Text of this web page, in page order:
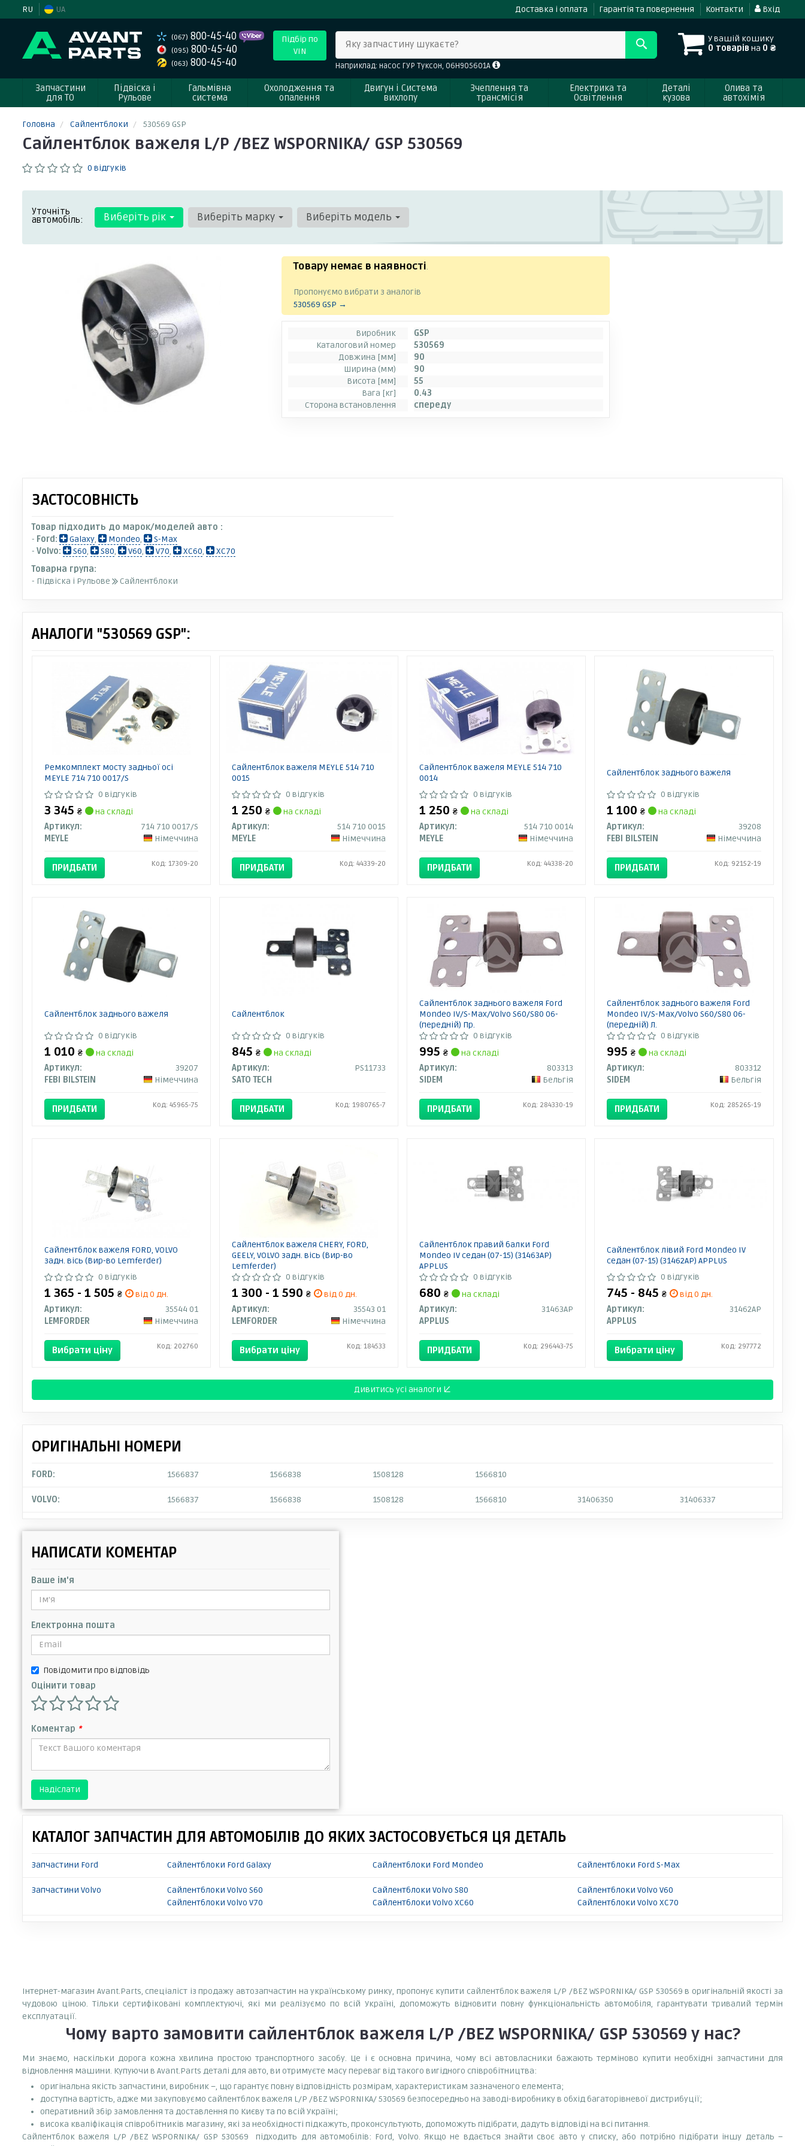
RU UA Доставка і оплата Гарантія та повернення Контакти Вхід
(067) 800-45-40
(095) 800-45-40
(063) 800-45-40
Підбір по
VIN
У вашій кошику
0 товарів на 0 ₴
Яку запчастину шукаєте?
Наприклад: насос ГУР Туксон, 06H905601A
Запчастини
для ТО
Підвіска і
Рульове
Гальмівна
система
Охолодження та
опалення
Двигун і Система
вихлопу
Зчеплення та
трансмісія
Електрика та
Освітлення
Деталі
кузова
Олива та
автохімія
Головна Сайлентблоки 530569 GSP
Сайлентблок важеля L/P /BEZ WSPORNIKA/ GSP 530569
0 відгуків
Уточніть
автомобіль: Виберіть рік Виберіть марку Виберіть модель
Товару немає в наявності.
Пропонуємо вибрати з аналогів
530569 GSP →
Виробник
GSP
Каталоговий номер
530569
Довжина [мм]
90
Ширина (мм)
90
Висота [мм]
55
Вага [кг]
0.43
Сторона встановлення
спереду
ЗАСТОСОВНІСТЬ
Товар підходить до марок/моделей авто :
- Ford: Galaxy, Mondeo,
S-Max
- Volvo: S60, S80, V60, V70, XC60,
XC70
Товарна група:
- Підвіска і Рульове
Сайлентблоки
АНАЛОГИ "530569 GSP":
Ремкомплект мосту задньої осі
MEYLE 714 710 0017/S
0 відгуків
3 345 ₴
на складі
Артикул:
714 710 0017/S
MEYLE
Німеччина
ПРИДБАТИ Код: 17309-20
Сайлентблок важеля MEYLE 514 710
0015
0 відгуків
1 250 ₴
на складі
Артикул:
514 710 0015
MEYLE
Німеччина
ПРИДБАТИ Код: 44339-20
Сайлентблок важеля MEYLE 514 710
0014
0 відгуків
1 250 ₴
на складі
Артикул:
514 710 0014
MEYLE
Німеччина
ПРИДБАТИ Код: 44338-20
Сайлентблок заднього важеля
0 відгуків
1 100₴
на складі
Артикул:
39208
FEBI BILSTEIN
Німеччина
ПРИДБАТИ Код: 92152-19
Сайлентблок заднього важеля
0 відгуків
1 010 ₴
на складі
Артикул:
39207
FEBI BILSTEIN
Німеччина
ПРИДБАТИ Код: 45965-75
Сайлентблок
0 відгуків
845 ₴
на складі
Артикул:
PS11733
SATO TECH
ПРИДБАТИ Код: 1980765-7
Сайлентблок заднього важеля Ford
Mondeo IV/S-Max/Volvo S60/S80 06-
(передній) Пр.
0 відгуків
995 ₴
на складі
Артикул:
803313
SIDEM
Бельгія
ПРИДБАТИ Код: 284330-19
Сайлентблок заднього важеля Ford
Mondeo IV/S-Max/Volvo S60/S80 06-
(передній) Л.
0 відгуків
995₴
на складі
Артикул:
803312
SIDEM
Бельгія
ПРИДБАТИ Код: 285265-19
Сайлентблок важеля FORD, VOLVO
задн. вісь (Вир-во Lemferder)
0 відгуків
1 365 - 1 505 ₴
від 0 дн.
Артикул:
35544 01
LEMFORDER
Німеччина
Вибрати ціну Код: 202760
Сайлентблок важеля CHERY, FORD,
GEELY, VOLVO задн. вісь (Вир-во
Lemferder)
0 відгуків
1 300 - 1 590 ₴
від 0 дн.
Артикул:
35543 01
LEMFORDER
Німеччина
Вибрати ціну Код: 184533
Сайлентблок правий балки Ford
Mondeo IV седан (07-15) (31463AP)
APPLUS
0 відгуків
680 ₴
на складі
Артикул:
31463AP
APPLUS
ПРИДБАТИ Код: 296443-75
Сайлентблок лівий Ford Mondeo IV
седан (07-15) (31462AP) APPLUS
0 відгуків
745 - 845₴
від 0 дн.
Артикул:
31462AP
APPLUS
Вибрати ціну Код: 297772
Дивитись усі аналоги ↓
ОРИГІНАЛЬНІ НОМЕРИ
FORD: 1566837 1566838 1508128 1566810
VOLVO: 1566837 1566838 1508128 1566810 31406350 31406337
НАПИСАТИ КОМЕНТАР
Ваше ім'я
Електронна пошта
Повідомити про відповідь
Оцінити товар
Коментар *
Надіслати
КАТАЛОГ ЗАПЧАСТИН ДЛЯ АВТОМОБІЛІВ ДО ЯКИХ ЗАСТОСОВУЄТЬСЯ ЦЯ ДЕТАЛЬ
Запчастини Ford Сайлентблоки Ford Galaxy Сайлентблоки Ford Mondeo Сайлентблоки Ford S-Max
Запчастини Volvo Сайлентблоки Volvo S60 Сайлентблоки Volvo S80
Сайлентблоки Volvo V60
Сайлентблоки Volvo V70
Сайлентблоки Volvo XC60 Сайлентблоки Volvo XC70
Інтернет-магазин Avant.Parts, спеціаліст із продажу автозапчастин на українському ринку, пропонує купити сайлентблок важеля L/P /BEZ WSPORNIKA/ GSP 530569 в оригінальній якості за
чудовою ціною. Тільки сертифіковані комплектуючі, які ми реалізуємо по всій Україні, допоможуть відновити повну функціональність автомобіля, гарантувати тривалий термін
експлуатації.
Чому варто замовити сайлентблок важеля L/P /BEZ WSPORNIKA/ GSP 530569 у нас?
Ми знаємо, наскільки дорога кожна хвилина простою транспортного засобу. Це і є основна причина, чому всі автовласники бажають терміново купити необхідні запчастини для
відновлення машини. Купуючи в Avant.Parts деталі для авто, ви отримуєте масу переваг від такого вигідного співробітництва:
оригінальна якість запчастини, виробник –, що гарантує повну відповідність розмірам, характеристикам зазначеного елемента;
доступна вартість, адже ми закуповуємо сайлентблок важеля L/P /BEZ WSPORNIKA/ 530569 безпосередньо на заводі-виробнику в обхід багаторівневої дистрибуції;
оперативний збір замовлення та доставлення по Києву та по всій Україні;
висока кваліфікація співробітників магазину, які за необхідності підкажуть, проконсультують, допоможуть підібрати, дадуть відповіді на всі питання.
Сайлентблок важеля L/P /BEZ WSPORNIKA/ GSP 530569 підходить для автомобілів: Ford, Volvo. Якщо не вдається знайти своє авто у списку, або потрібно підібрати іншу деталь –